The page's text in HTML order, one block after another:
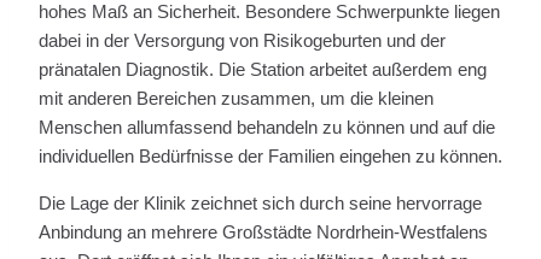
hohes Maß an Sicherheit. Besondere Schwerpunkte liegen
dabei in der Versorgung von Risikogeburten und der
pränatalen Diagnostik. Die Station arbeitet außerdem eng
mit anderen Bereichen zusammen, um die kleinen
Menschen allumfassend behandeln zu können und auf die
individuellen Bedürfnisse der Familien eingehen zu können.
Die Lage der Klinik zeichnet sich durch seine hervorrage
Anbindung an mehrere Großstädte Nordrhein-Westfalens